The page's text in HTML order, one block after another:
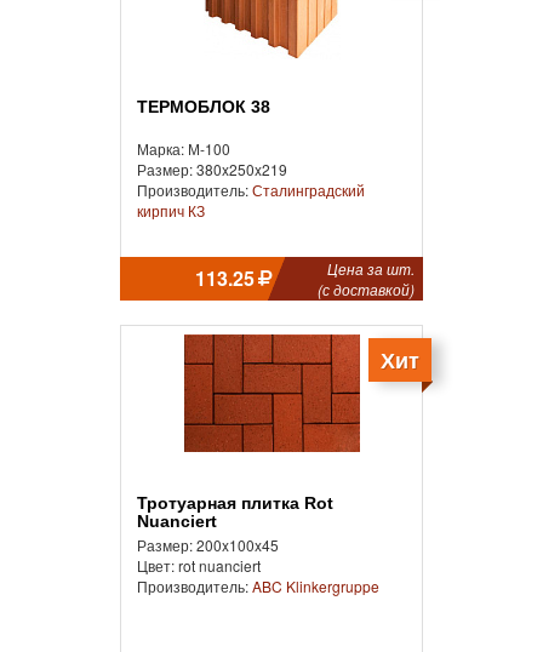
ТЕРМОБЛОК 38
Марка: М-100
Размер: 380x250x219
Производитель:Сталинградский
кирпич КЗ
113.25
Цена за шт.
(с доставкой)
Хит
Тротуарная плитка Rot
Nuanciert
Размер: 200x100x45
Цвет: rot nuanciert
Производитель:ABC Klinkergruppe